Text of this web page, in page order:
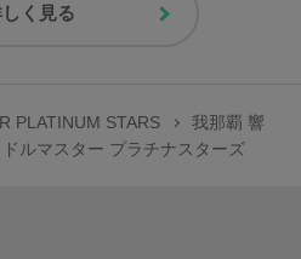
く見る
PLATINUM STARS
我那覇 響
ルマスター プラチナスターズ